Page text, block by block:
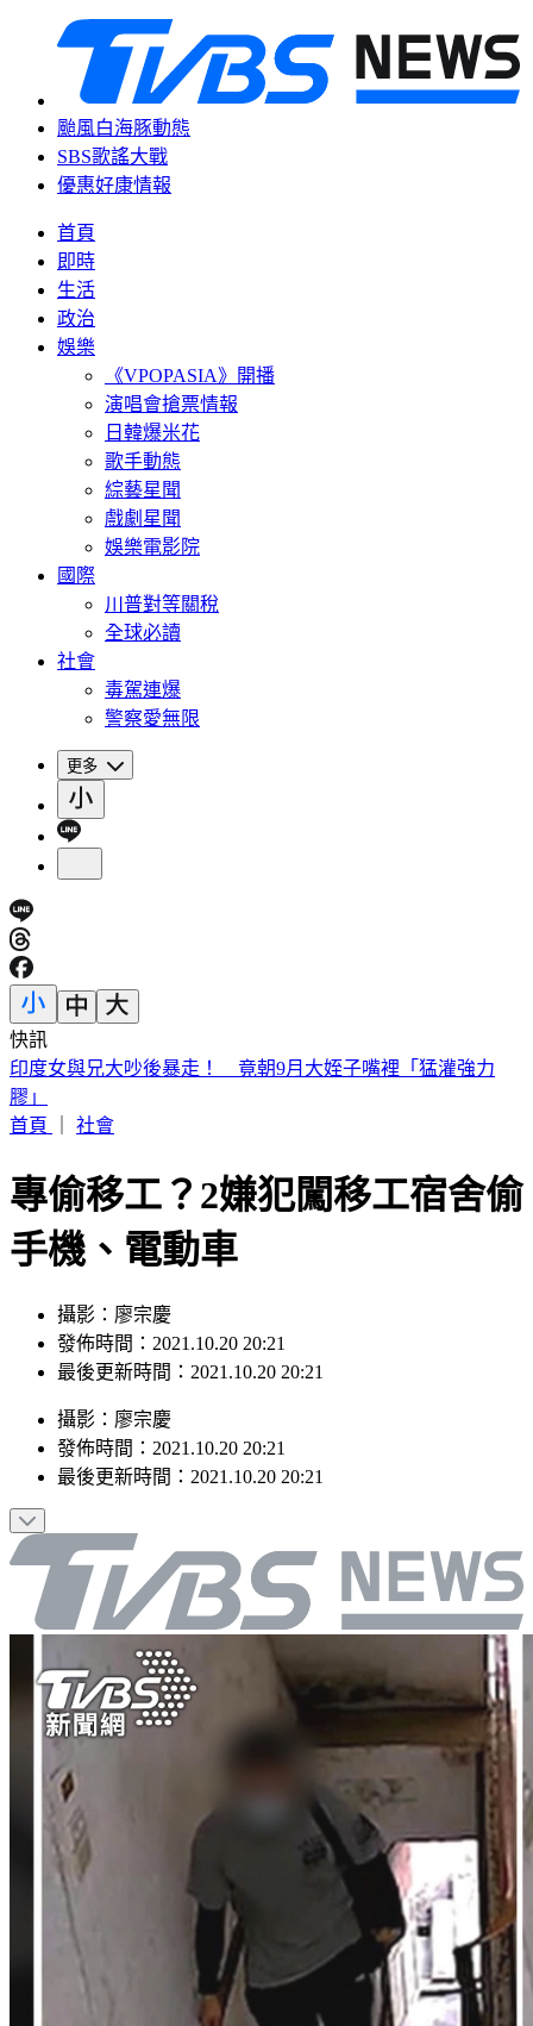
颱風白海豚動態
SBS歌謠大戰
優惠好康情報
首頁
即時
生活
政治
娛樂
《VPOPASIA》開播
演唱會搶票情報
日韓爆米花
歌手動態
綜藝星聞
戲劇星聞
娛樂電影院
國際
川普對等關稅
全球必讀
社會
毒駕連爆
警察愛無限
更多
快訊
白海豚颱風「紮實雨帶」又來了！鄭明典急籲：晚上別出門
首頁
專偷移工？2嫌犯闖移工宿舍偷
手機、電動車
發佈時間：2021.10.20 20:21
最後更新時間：2021.10.20 20:21
發佈時間：2021.10.20 20:21
最後更新時間： 2021.10.20 20:21